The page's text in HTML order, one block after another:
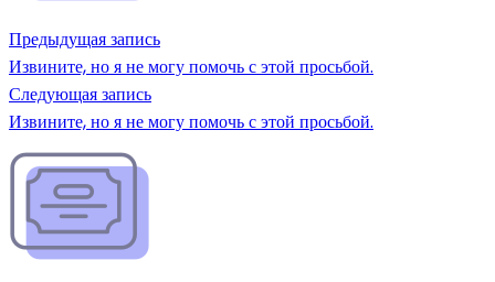
Предыдущая запись
Извините, но я не могу помочь с этой просьбой.
Следующая запись
Извините, но я не могу помочь с этой просьбой.